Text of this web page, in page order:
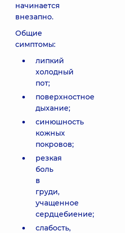
начинается
внезапно.
Общие
симптомы:
липкий
холодный
пот;
поверхностное
дыхание;
синюшность
кожных
покровов;
резкая
боль
в
груди,
учащенное
сердцебиение;
слабость,